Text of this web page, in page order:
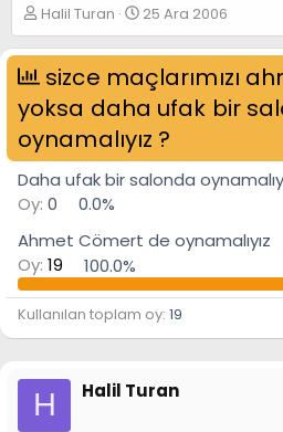
K
o
n
u
u
B
a
ş
l
a
a
n
Halil Turan
B
a
ş
l
a
n
g
ı
ç
t
i
i
25 Ara 2006
sizce maçlarımızı
yoksa daha ufak bir
oynamalıyız ?
Daha ufak bir salonda
Oy: 0
0.0%
Ahmet Cömert de oynamalıyız
Oy: 19 100.0%
Kullanılan toplam oy 19
H Halil Turan